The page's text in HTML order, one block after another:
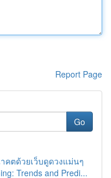
Report Page
Go
คตด้วยเว็บดูดวงแม่นๆ
Trends and Predi...